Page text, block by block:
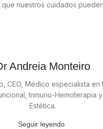
nuestros cuidados pueden
Andreia Monteiro
CEO, Médico especialista en
Inmuno-Hemoterapia
Estética.
Seguir leyendo